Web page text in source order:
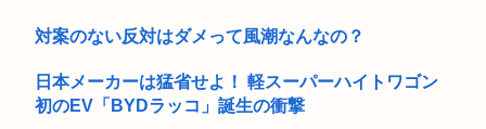
リー飲...
こち...
対案のない反対はダメって風潮なんなの？
日本メーカーは猛省せよ！ 軽スーパーハイトワゴン
初のEV「BYDラッコ」誕生の衝撃